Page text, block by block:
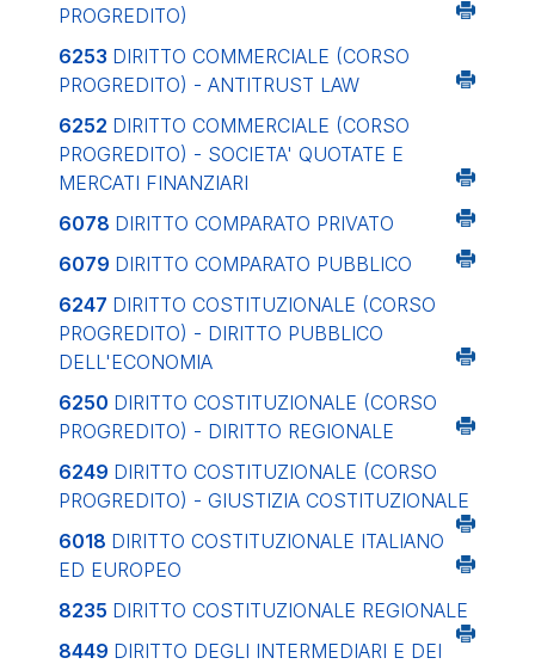
PROGREDITO)
6253 DIRITTO COMMERCIALE (CORSO
PROGREDITO) - ANTITRUST LAW
6252 DIRITTO COMMERCIALE (CORSO
PROGREDITO) - SOCIETA' QUOTATE E
MERCATI FINANZIARI
6078 DIRITTO COMPARATO PRIVATO
6079 DIRITTO COMPARATO PUBBLICO
6247 DIRITTO COSTITUZIONALE (CORSO
PROGREDITO) - DIRITTO PUBBLICO
DELL'ECONOMIA
6250 DIRITTO COSTITUZIONALE (CORSO
PROGREDITO) - DIRITTO REGIONALE
6249 DIRITTO COSTITUZIONALE (CORSO
PROGREDITO) - GIUSTIZIA COSTITUZIONALE
6018 DIRITTO COSTITUZIONALE ITALIANO
ED EUROPEO
8235 DIRITTO COSTITUZIONALE REGIONALE
8449 DIRITTO DEGLI INTERMEDIARI E DEI